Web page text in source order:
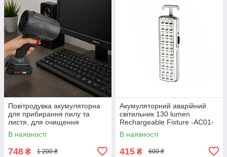
Повітродувка акумуляторна
для прибирання пилу та
листя, для очищення
автомобіля та електроніки
AND-1014-Black
В наявності
748 ₴ 1 200 ₴
Акумуляторний аварійний
світильник 130 lumen
Rechargeable Fixture -AC01-
00130.
В наявності
415 ₴ 600 ₴